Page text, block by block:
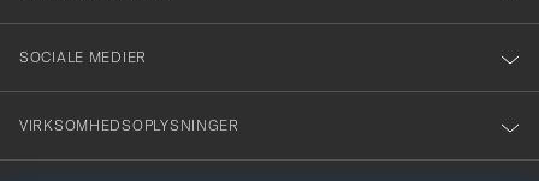
SOCIALE MEDIER
VIRKSOMHEDSOPLYSNINGER